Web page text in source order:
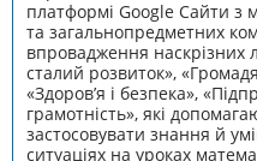
платформі Google Сайти
та загальнопредметних
впровадження наскрізних
сталий розвиток»,
«Здоров’я і безпека»,
грамотність», які
застосовувати знання й
ситуаціях на уроках